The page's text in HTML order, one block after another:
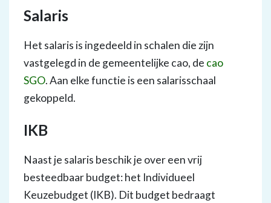
Salaris
Het salaris is ingedeeld in schalen die zijn
vastgelegd in de gemeentelijke cao, de cao
SGO. Aan elke functie is een salarisschaal
gekoppeld.
IKB
Naast je salaris beschik je over een vrij
besteedbaar budget: het Individueel
Keuzebudget (IKB). Dit budget bedraagt